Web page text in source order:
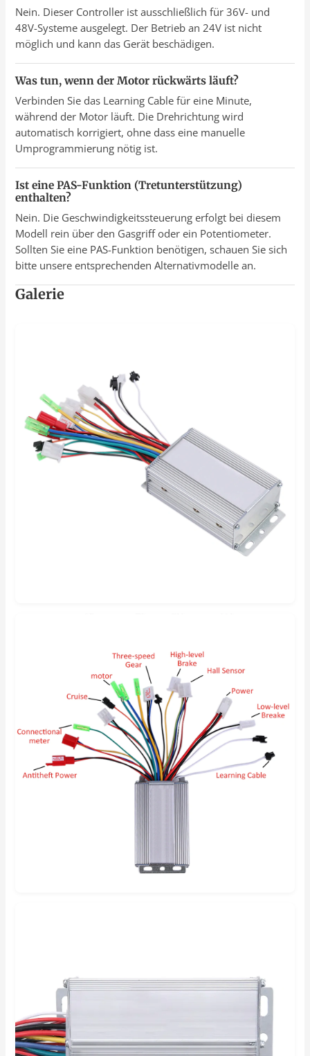
Nein. Dieser Controller ist ausschließlich für 36V- und
48V-Systeme ausgelegt. Der Betrieb an 24V ist nicht
möglich und kann das Gerät beschädigen.
Was tun, wenn der Motor rückwärts läuft?
Verbinden Sie das Learning Cable für eine Minute,
während der Motor läuft. Die Drehrichtung wird
automatisch korrigiert, ohne dass eine manuelle
Umprogrammierung nötig ist.
Ist eine PAS-Funktion (Tretunterstützung)
enthalten?
Nein. Die Geschwindigkeitssteuerung erfolgt bei diesem
Modell rein über den Gasgriff oder ein Potentiometer.
Sollten Sie eine PAS-Funktion benötigen, schauen Sie sich
bitte unsere entsprechenden Alternativmodelle an.
Galerie